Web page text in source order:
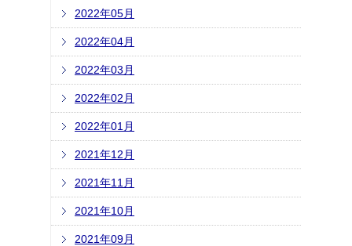
2022年05月
2022年04月
2022年03月
2022年02月
2022年01月
2021年12月
2021年11月
2021年10月
2021年09月